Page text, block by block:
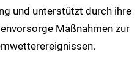
und unterstützt durch ihre
Maßnahmen zur